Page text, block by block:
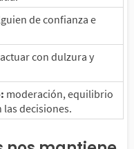
de confianza e
actuar con dulzura y
moderación, equilibrio
decisiones.